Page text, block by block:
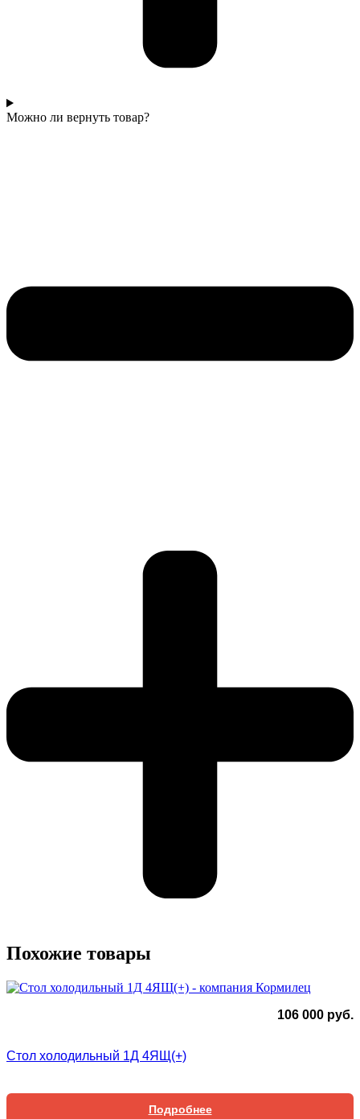
Можно ли вернуть товар?
Похожие товары
106 000 руб.
Стол холодильный 1Д 4ЯЩ(+)
Подробнее